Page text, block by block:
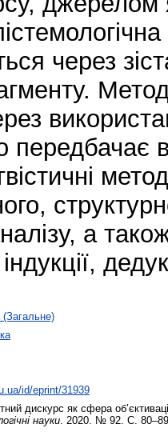
через
а
(Загальне)
id/eprint/31939
дискурс як сфера
науки . 2020. № 92. С.